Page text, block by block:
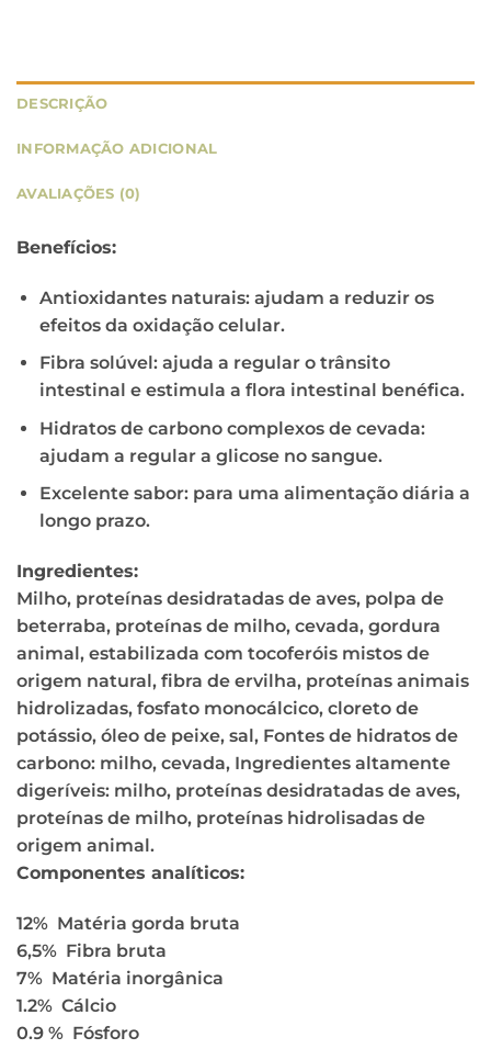
DESCRIÇÃO
INFORMAÇÃO ADICIONAL
AVALIAÇÕES (0)
Benefícios:
Antioxidantes naturais: ajudam a reduzir os
efeitos da oxidação celular.
Fibra solúvel: ajuda a regular o trânsito
intestinal e estimula a flora intestinal benéfica.
Hidratos de carbono complexos de cevada:
ajudam a regular a glicose no sangue.
Excelente sabor: para uma alimentação diária a
longo prazo.
Ingredientes:
Milho, proteínas desidratadas de aves, polpa de
beterraba, proteínas de milho, cevada, gordura
animal, estabilizada com tocoferóis mistos de
origem natural, fibra de ervilha, proteínas animais
hidrolizadas, fosfato monocálcico, cloreto de
potássio, óleo de peixe, sal, Fontes de hidratos de
carbono: milho, cevada, Ingredientes altamente
digeríveis: milho, proteínas desidratadas de aves,
proteínas de milho, proteínas hidrolisadas de
origem animal.
Componentes analíticos:
12% Matéria gorda bruta
6,5% Fibra bruta
7% Matéria inorgânica
1.2% Cálcio
0.9 % Fósforo